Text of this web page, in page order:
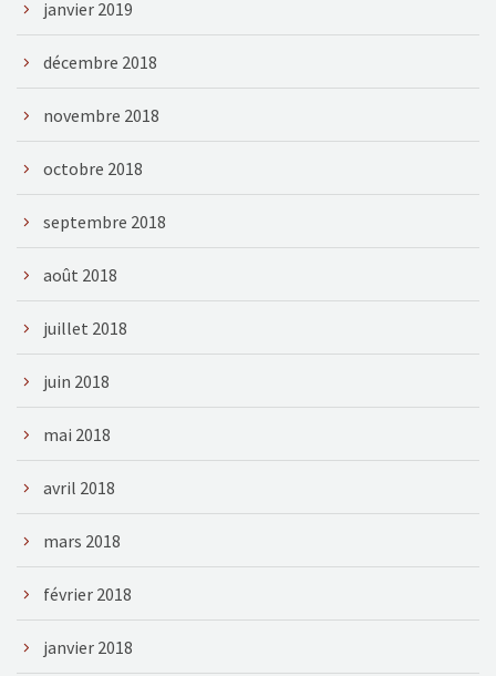
janvier 2019
décembre 2018
novembre 2018
octobre 2018
septembre 2018
août 2018
juillet 2018
juin 2018
mai 2018
avril 2018
mars 2018
février 2018
janvier 2018